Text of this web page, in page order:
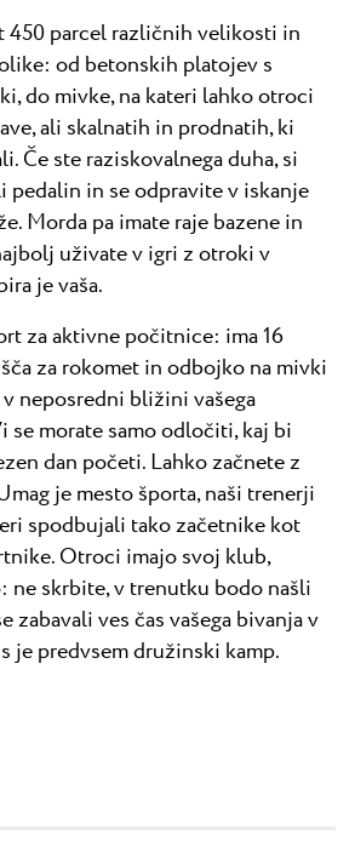
450 parcel različnih velikosti in
od betonskih platojev s
do mivke, na kateri lahko otroci
ali skalnatih in prodnatih, ki
Če ste raziskovalnega duha, si
pedalin in se odpravite v iskanje
Morda pa imate raje bazene in
uživate v igri z otroki v
je vaša.
za aktivne počitnice: ima 16
za rokomet in odbojko na mivki
neposredni bližini vašega
se morate samo odločiti, kaj bi
dan početi. Lahko začnete z
je mesto športa, naši trenerji
spodbujali tako začetnike kot
Otroci imajo svoj klub,
ne skrbite, v trenutku bodo našli
zabavali ves čas vašega bivanja v
je predvsem družinski kamp.